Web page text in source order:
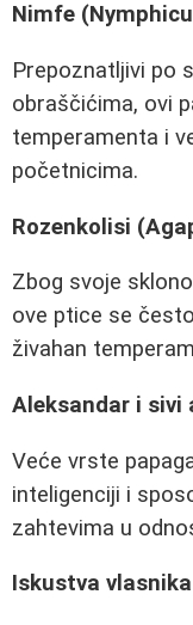
Nimfe
Prepoznatljivi po
obraščićima, ovi
temperamenta i
početnicima.
Rozenkolisi
Zbog svoje
ove ptice se
živahan
Aleksandar i sivi
Veće vrste
inteligenciji i
zahtevima u
Iskustva